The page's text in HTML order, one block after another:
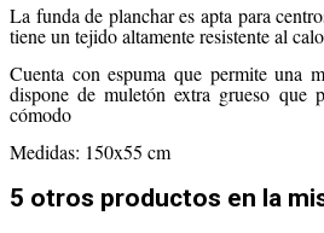
La funda de planchar es apta para
tiene un tejido altamente resistente al
Cuenta con espuma que permite una
dispone de muletón extra grueso que
cómodo
Medidas: 150x55 cm
5 otros productos en la